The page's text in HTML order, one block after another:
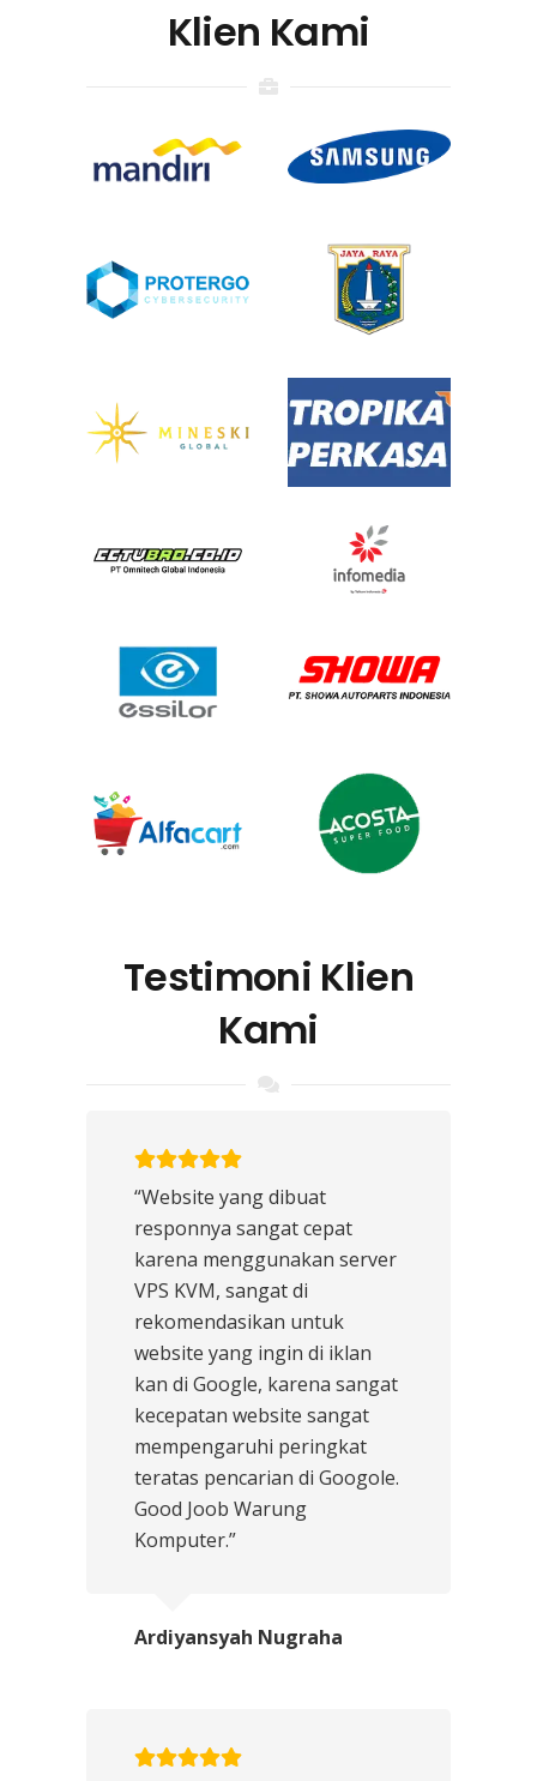
Klien Kami
Testimoni Klien
Kami
“Website yang dibuat
responnya sangat cepat
karena menggunakan server
VPS KVM, sangat di
rekomendasikan untuk
website yang ingin di iklan
kan di Google, karena sangat
kecepatan website sangat
mempengaruhi peringkat
teratas pencarian di Googole.
Good Joob Warung
Komputer.”
Ardiyansyah Nugraha